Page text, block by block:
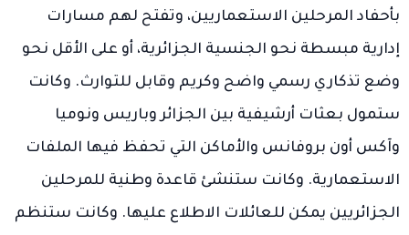
بأحفاد المرحلين الاستعماريين، وتفتح لهم مسارات
إدارية مبسطة نحو الجنسية الجزائرية، أو على الأقل نحو
وضع تذكاري رسمي واضح وكريم وقابل للتوارث. وكانت
ستمول بعثات أرشيفية بين الجزائر وباريس ونوميا
وآكس أون بروفانس والأماكن التي تحفظ فيها الملفات
الاستعمارية. وكانت ستنشئ قاعدة وطنية للمرحلين
الجزائريين يمكن للعائلات الاطلاع عليها. وكانت ستنظم